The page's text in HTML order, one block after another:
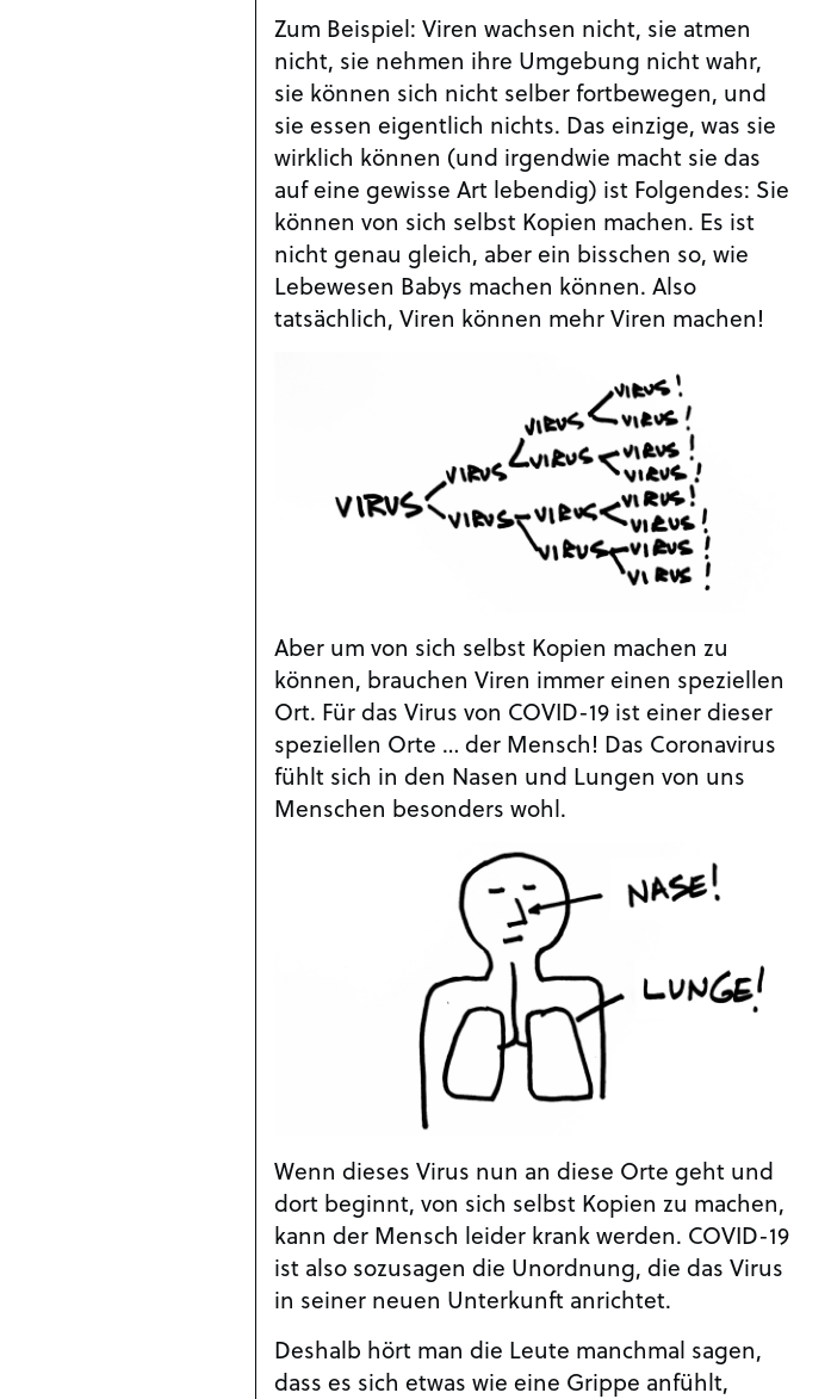
Zum Beispiel: Viren wachsen nicht, sie atmen
nicht, sie nehmen ihre Umgebung nicht wahr,
sie können sich nicht selber fortbewegen, und
sie essen eigentlich nichts. Das einzige, was sie
wirklich können (und irgendwie macht sie das
auf eine gewisse Art lebendig) ist Folgendes: Sie
können von sich selbst Kopien machen. Es ist
nicht genau gleich, aber ein bisschen so, wie
Lebewesen Babys machen können. Also
tatsächlich, Viren können mehr Viren machen!
Aber um von sich selbst Kopien machen zu
können, brauchen Viren immer einen speziellen
Ort. Für das Virus von COVID-19 ist einer dieser
speziellen Orte … der Mensch! Das Coronavirus
fühlt sich in den Nasen und Lungen von uns
Menschen besonders wohl.
Wenn dieses Virus nun an diese Orte geht und
dort beginnt, von sich selbst Kopien zu machen,
kann der Mensch leider krank werden. COVID-19
ist also sozusagen die Unordnung, die das Virus
in seiner neuen Unterkunft anrichtet.
Deshalb hört man die Leute manchmal sagen,
dass es sich etwas wie eine Grippe anfühlt,